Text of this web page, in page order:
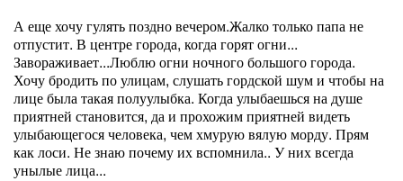
А еще хочу гулять поздно вечером.Жалко только папа не
отпустит. В центре города, когда горят огни...
Завораживает...Люблю огни ночного большого города.
Хочу бродить по улицам, слушать гордской шум и чтобы на
лице была такая полуулыбка. Когда улыбаешься на душе
приятней становится, да и прохожим приятней видеть
улыбающегося человека, чем хмурую вялую морду. Прям
как лоси. Не знаю почему их вспомнила.. У них всегда
унылые лица...